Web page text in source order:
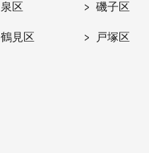
泉区 磯子区
鶴見区 戸塚区